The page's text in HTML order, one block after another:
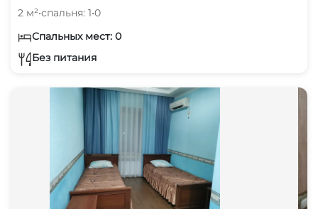
2 м²•спальня: 1•0
Спальных мест: 0
Без питания